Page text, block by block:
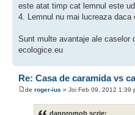
este atat timp cat lemnul este
4. Lemnul nu mai lucreaza daca
Sunt multe avantaje ale caselor
ecologice.eu
Re: Casa de caramida vs
de roger-ius » Joi Feb 09, 2012 1:39
danpromob scrie: